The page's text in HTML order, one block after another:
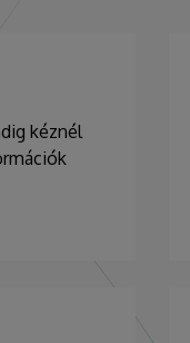
kéznél